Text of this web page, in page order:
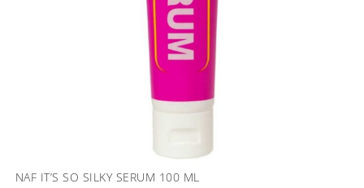
NAF IT’S SO SILKY SERUM 100 ML